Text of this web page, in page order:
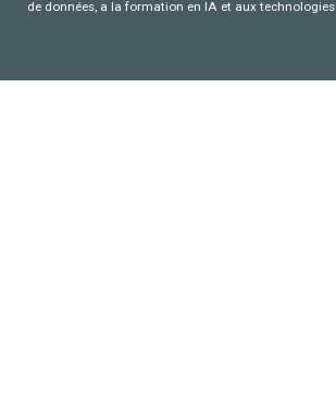
de données, a la formation en IA et aux